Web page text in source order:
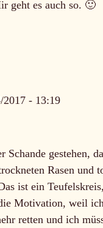
geht es auch so. 🙂
2017 - 13:19
Schande gestehen,
Rasen und
ist ein
Motivation, weil
retten und ich